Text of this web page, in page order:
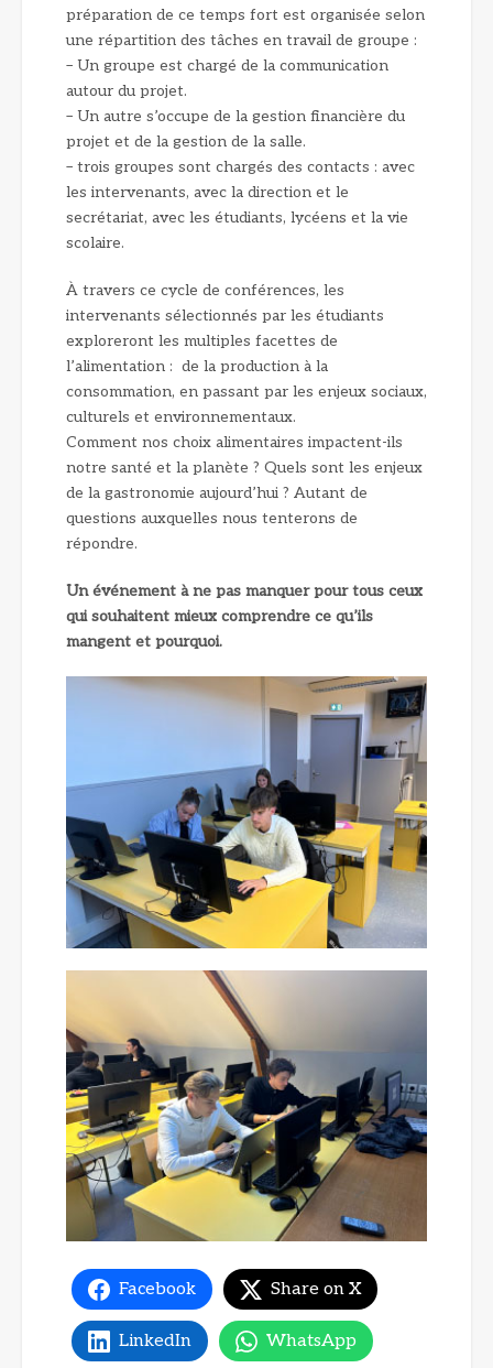
préparation de ce temps fort est organisée selon
une répartition des tâches en travail de groupe :
– Un groupe est chargé de la communication
autour du projet.
– Un autre s’occupe de la gestion financière du
projet et de la gestion de la salle.
– trois groupes sont chargés des contacts : avec
les intervenants, avec la direction et le
secrétariat, avec les étudiants, lycéens et la vie
scolaire.
À travers ce cycle de conférences, les
intervenants sélectionnés par les étudiants
exploreront les multiples facettes de
l’alimentation : de la production à la
consommation, en passant par les enjeux sociaux,
culturels et environnementaux.
Comment nos choix alimentaires impactent-ils
notre santé et la planète ? Quels sont les enjeux
de la gastronomie aujourd’hui ? Autant de
questions auxquelles nous tenterons de
répondre.
Un événement à ne pas manquer pour tous ceux
qui souhaitent mieux comprendre ce qu’ils
mangent et pourquoi.
Facebook Share on X
LinkedIn WhatsApp